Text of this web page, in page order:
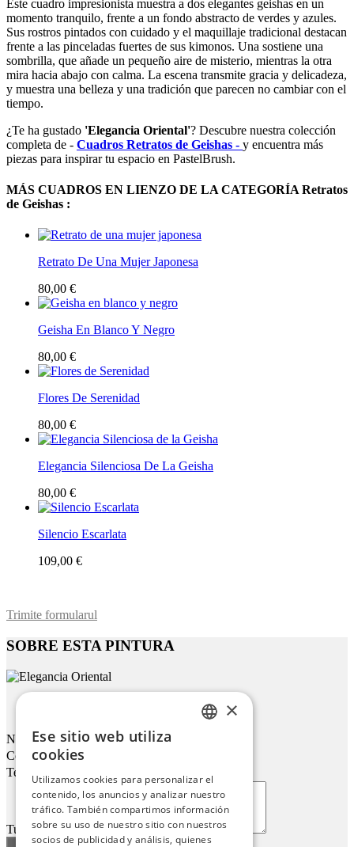
Este cuadro impresionista muestra a dos elegantes geishas en un
momento tranquilo, frente a un fondo abstracto de verdes y azules.
Sus rostros pintados con cuidado y el maquillaje tradicional destacan
frente a las pinceladas fuertes de sus kimonos. Una sostiene una
sombrilla, que añade un pequeño aire de misterio, mientras la otra
mira hacia abajo con calma. La escena transmite gracia y delicadeza,
y muestra una belleza y una tradición que parecen no cambiar con el
tiempo.
¿Te ha gustado 'Elegancia Oriental'? Descubre nuestra colección
completa de - Cuadros Retratos de Geishas - y encuentra más
piezas para inspirar tu espacio en PastelBrush.
MÁS CUADROS EN LIENZO DE LA CATEGORÍA Retratos
de Geishas :
Retrato De Una Mujer Japonesa
80,00 €
Geisha En Blanco Y Negro
80,00 €
Flores De Serenidad
80,00 €
Elegancia Silenciosa De La Geisha
80,00 €
Silencio Escarlata
109,00 €
Trimite formularul
SOBRE ESTA PINTURA
Elegancia Oriental
Nombre
Correo electrónico
Teléfono
Tu mensaje
GERMAN
FRENCH
×
Ese sitio web utiliza
cookies
Utilizamos cookies para personalizar el
contenido, los anuncios y analizar nuestro
tráfico. También compartimos información
sobre su uso de nuestro sitio con nuestros
socios de publicidad y análisis, quienes